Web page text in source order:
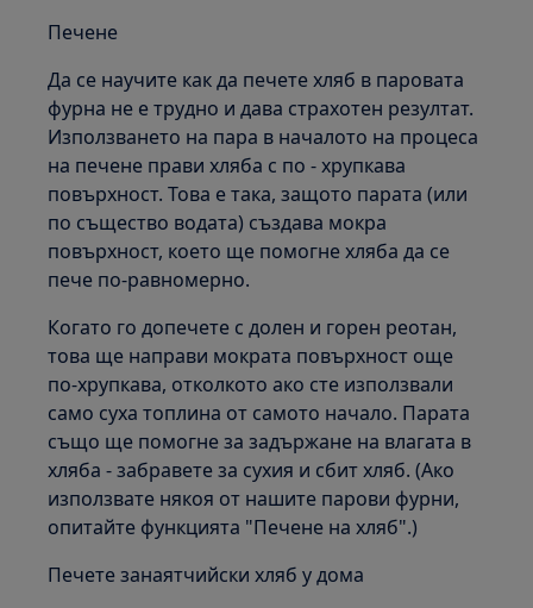
Печене
Да се научите как да печете хляб в паровата
фурна не е трудно и дава страхотен резултат.
Използването на пара в началото на процеса
на печене прави хляба с по - хрупкава
повърхност. Това е така, защото парата (или
по същество водата) създава мокра
повърхност, което ще помогне хляба да се
пече по-равномерно.
Когато го допечете с долен и горен реотан,
това ще направи мократа повърхност още
по-хрупкава, отколкото ако сте използвали
само суха топлина от самото начало. Парата
също ще помогне за задържане на влагата в
хляба - забравете за сухия и сбит хляб. (Ако
използвате някоя от нашите парови фурни,
опитайте функцията "Печене на хляб".)
Печете занаятчийски хляб у дома